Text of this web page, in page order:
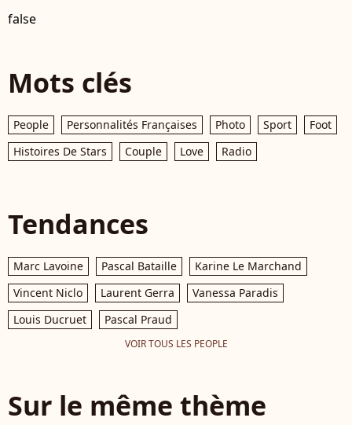
false
Mots clés
People Personnalités Françaises Photo Sport
Foot
Histoires De Stars
Couple Love Radio
Tendances
Marc Lavoine Pascal Bataille
Karine Le Marchand
Vincent Niclo
Laurent Gerra
Vanessa Paradis
Louis Ducruet
Pascal Praud
VOIR TOUS LES PEOPLE
Sur le même thème